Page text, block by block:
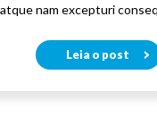
nam excepturi
Leia o post